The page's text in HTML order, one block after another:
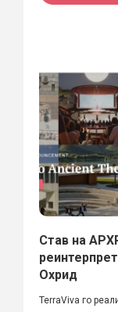
Став на
Охрид
TerraViva го